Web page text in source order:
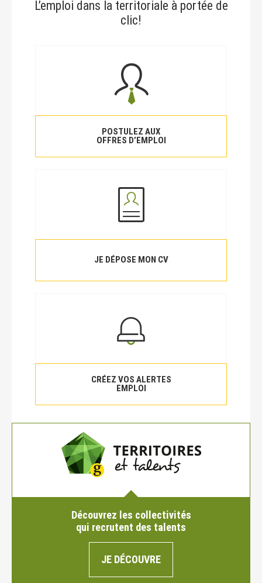
L’emploi dans la territoriale à portée de
clic!
POSTULEZ AUX
OFFRES D’EMPLOI
JE DÉPOSE MON CV
CRÉEZ VOS ALERTES
EMPLOI
Découvrez les collectivités
qui recrutent des talents
JE DÉCOUVRE